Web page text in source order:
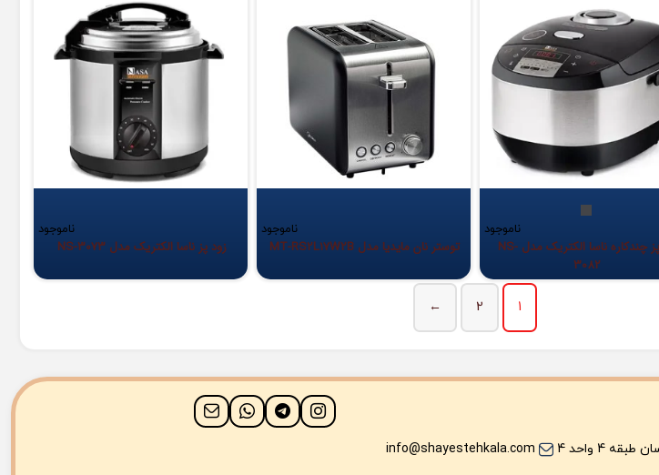
ناموجود
پلو پز چندکاره ناسا الکتریک مدل NS-
3082
ناموجود
توستر نان مایدیا مدل MT-RS2L17W2B
ناموجود
زود پز ناسا الکتریک مدل NS-3073
1
2
←
4 واحد 4
info@shayestehkala.com